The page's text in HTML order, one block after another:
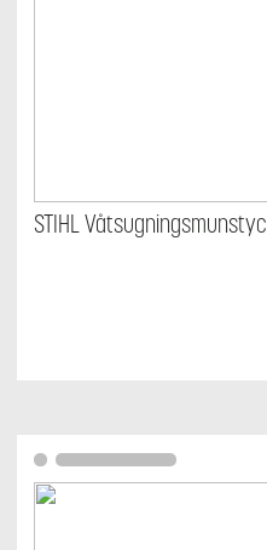
STIHL